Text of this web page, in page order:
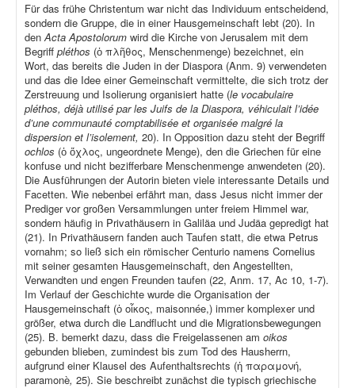
Für das frühe Christentum war nicht das Individuum entscheidend,
sondern die Gruppe, die in einer Hausgemeinschaft lebt (20). In
denActa Apostolorum wird die Kirche von Jerusalem mit dem
Begriff pléthos (ὁ πλῆθος, Menschenmenge) bezeichnet, ein
Wort, das bereits die Juden in der Diaspora (Anm. 9) verwendeten
und das die Idee einer Gemeinschaft vermittelte, die sich trotz der
Zerstreuung und Isolierung organisiert hatte (le vocabulaire
pléthos, déjà utilisé par les Juifs de la Diaspora, véhiculait l’idée
d’une communauté comptabilisée et organisée malgré la
dispersion et l’isolement, 20). In Opposition dazu steht der Begriff
ochlos (ὁ ὄχλος, ungeordnete Menge), den die Griechen für eine
konfuse und nicht bezifferbare Menschenmenge anwendeten (20).
Die Ausführungen der Autorin bieten viele interessante Details und
Facetten. Wie nebenbei erfährt man, dass Jesus nicht immer der
Prediger vor großen Versammlungen unter freiem Himmel war,
sondern häufig in Privathäusern in Galiläa und Judäa gepredigt hat
(21). In Privathäusern fanden auch Taufen statt, die etwa Petrus
vornahm; so ließ sich ein römischer Centurio namens Cornelius
mit seiner gesamten Hausgemeinschaft, den Angestellten,
Verwandten und engen Freunden taufen (22, Anm. 17, Ac 10, 1-7).
Im Verlauf der Geschichte wurde die Organisation der
Hausgemeinschaft (ὁ οἶκος, maisonnée,) immer komplexer und
größer, etwa durch die Landflucht und die Migrationsbewegungen
(25). B. bemerkt dazu, dass die Freigelassenen am oikos
gebunden blieben, zumindest bis zum Tod des Hausherrn,
aufgrund einer Klausel des Aufenthaltsrechts (ἡ παραμονή,
paramonè, 25). Sie beschreibt zunächst die typisch griechische